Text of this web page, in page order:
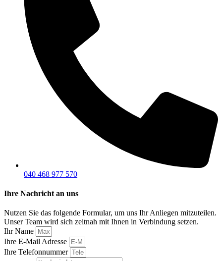
040 468 977 570
Ihre Nachricht an uns
Nutzen Sie das folgende Formular, um uns Ihr Anliegen mitzuteilen.
Unser Team wird sich zeitnah mit Ihnen in Verbindung setzen.
Ihr Name
Ihre E-Mail Adresse
Ihre Telefonnummer